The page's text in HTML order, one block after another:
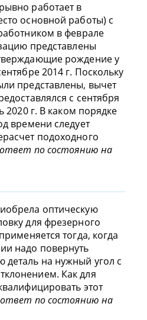
работает в
основной работы) с
в феврале
представлены
рождение у
2014 г. Поскольку
представлены, вычет
с сентября
2020 г. В каком порядке
времени следует
подоходного
по состоянию на
оптическую
для фрезерного
тогда, когда
надо повернуть
деталь на нужный угол с
Как для
этот
по состоянию на